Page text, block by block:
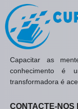
Capacitar as
conhecimento é
transformadora é
CONTACTE-NOS